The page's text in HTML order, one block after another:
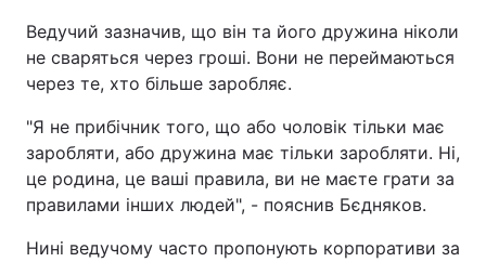
Ведучий зазначив, що він та його дружина ніколи
не сваряться через гроші. Вони не переймаються
через те, хто більше заробляє.
"Я не прибічник того, що або чоловік тільки має
заробляти, або дружина має тільки заробляти. Ні,
це родина, це ваші правила, ви не маєте грати за
правилами інших людей", - пояснив Бєдняков.
Нині ведучому часто пропонують корпоративи за